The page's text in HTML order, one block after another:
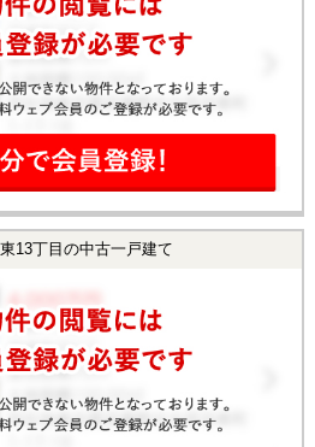
13丁目の中古一戸建て